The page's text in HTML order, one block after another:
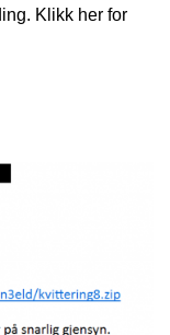
Klikk her for